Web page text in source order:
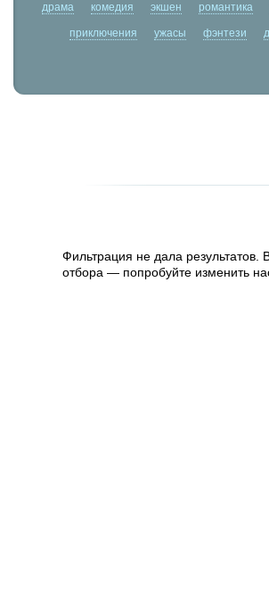
драма комедия экшен романтика
приключения ужасы фэнтези
Фильтрация не дала
отбора — попробуйте изменить